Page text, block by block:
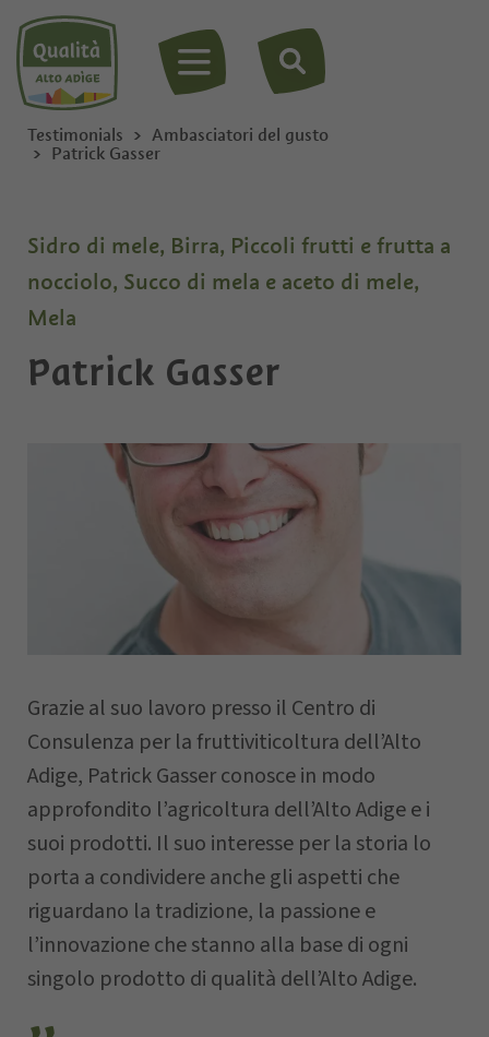
MENU
Testimonials
Ambasciatori del gusto
Patrick Gasser
Sidro di mele, Birra, Piccoli frutti e frutta a
nocciolo, Succo di mela e aceto di mele,
Mela
Patrick Gasser
Grazie al suo lavoro presso il Centro di
Consulenza per la fruttiviticoltura dell’Alto
Adige, Patrick Gasser conosce in modo
approfondito l’agricoltura dell’Alto Adige e i
suoi prodotti. Il suo interesse per la storia lo
porta a condividere anche gli aspetti che
riguardano la tradizione, la passione e
l’innovazione che stanno alla base di ogni
singolo prodotto di qualità dell’Alto Adige.
Privato Ditta
Nome
Cognome
Azienda
CAP
Comune